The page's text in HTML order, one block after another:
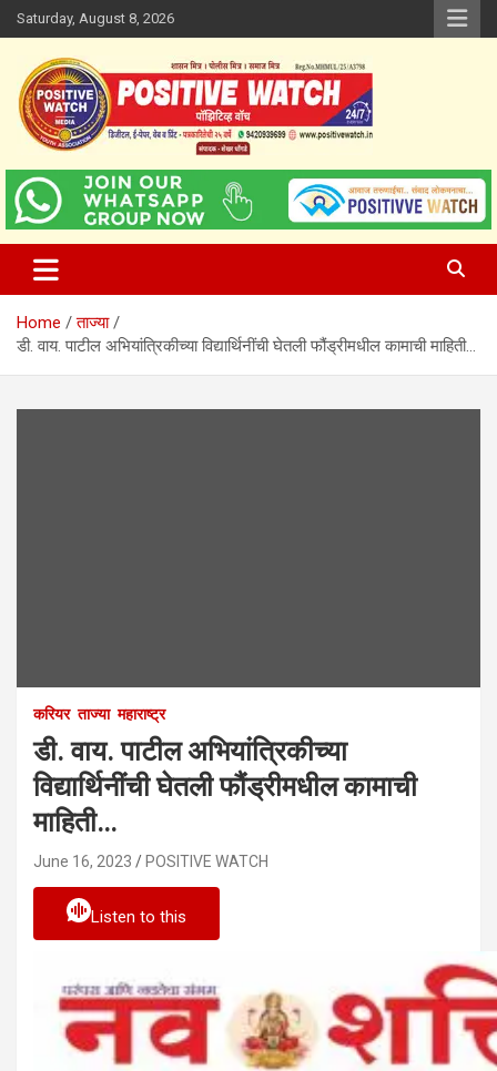
Skip
to
content
Saturday, August 8, 2026
Positive Watch
www.positivewatch.in
Home
ताज्या
डी. वाय. पाटील अभियांत्रिकीच्या विद्यार्थिनींची घेतली फौंड्रीमधील कामाची माहिती…
करियर ताज्या महाराष्ट्र
डी. वाय. पाटील अभियांत्रिकीच्या
विद्यार्थिनींची घेतली फौंड्रीमधील कामाची
माहिती…
June 16, 2023 POSITIVE WATCH
Listen to this